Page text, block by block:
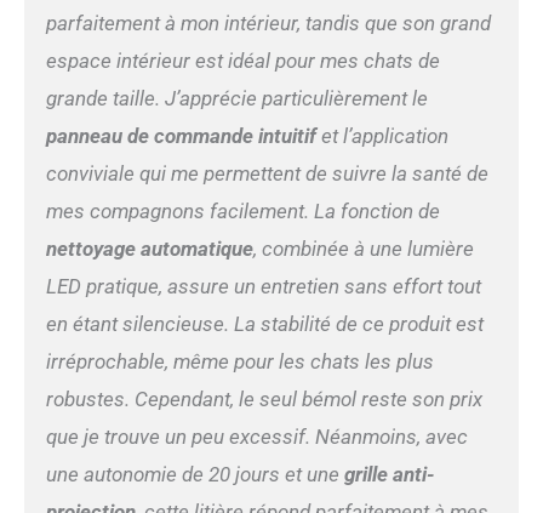
parfaitement à mon intérieur, tandis que son grand
espace intérieur est idéal pour mes chats de
grande taille. J’apprécie particulièrement le
panneau de commande intuitifet l’application
conviviale qui me permettent de suivre la santé de
mes compagnons facilement. La fonction de
nettoyage automatique, combinée à une lumière
LED pratique, assure un entretien sans effort tout
en étant silencieuse. La stabilité de ce produit est
irréprochable, même pour les chats les plus
robustes. Cependant, le seul bémol reste son prix
que je trouve un peu excessif. Néanmoins, avec
une autonomie de 20 jours et une grille anti-